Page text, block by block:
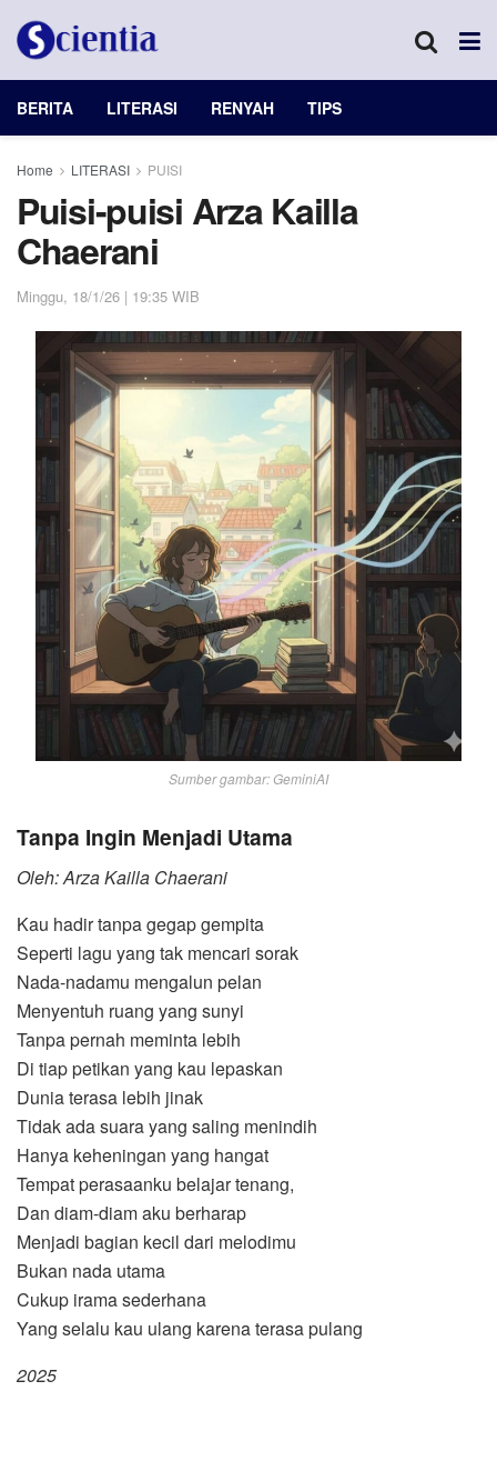
BERITA LITERASI RENYAH TIPS
Home LITERASI PUISI
Puisi-puisi Arza Kailla
Chaerani
Minggu, 18/1/26 | 19:35 WIB
Sumber gambar: GeminiAI
Tanpa Ingin Menjadi Utama
Oleh: Arza Kailla Chaerani
Kau hadir tanpa gegap gempita
Seperti lagu yang tak mencari sorak
Nada-nadamu mengalun pelan
Menyentuh ruang yang sunyi
Tanpa pernah meminta lebih
Di tiap petikan yang kau lepaskan
Dunia terasa lebih jinak
Tidak ada suara yang saling menindih
Hanya keheningan yang hangat
Tempat perasaanku belajar tenang,
Dan diam-diam aku berharap
Menjadi bagian kecil dari melodimu
Bukan nada utama
Cukup irama sederhana
Yang selalu kau ulang karena terasa pulang
2025